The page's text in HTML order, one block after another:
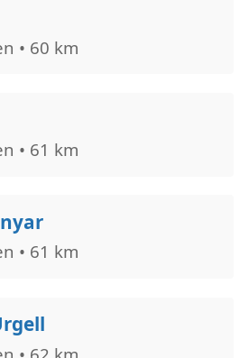
• 60 km
• 61 km
• 61 km